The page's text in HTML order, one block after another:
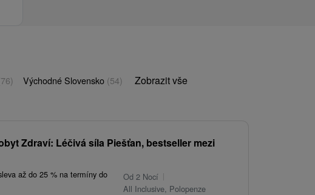
Východné Slovensko (54) Zobrazit vše
Zdraví: Léčivá síla Piešťan, bestseller mezi
až do 25 % na termíny do
Od 2 Nocí
All Inclusive, Polopenze